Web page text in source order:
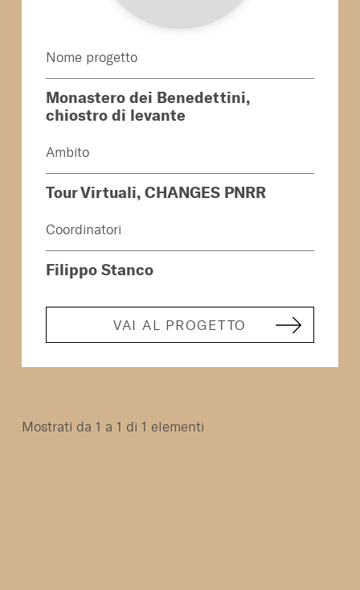
Nome progetto
Monastero dei Benedettini,
chiostro di levante
Ambito
Tour Virtuali, CHANGES PNRR
Coordinatori
Filippo Stanco
VAI AL PROGETTO
Mostrati da 1 a 1 di 1 elementi